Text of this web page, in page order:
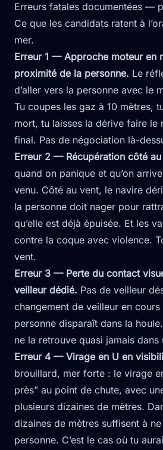
Erreurs fatales documentées —
Ce que les candidats ratent à
mer.
Erreur 1 — Approche moteur en
proximité de la personne. Le
d’aller vers la personne avec le
Tu coupes les gaz à 10 mètres,
mort, tu laisses la dérive faire le
final. Pas de négociation là-
Erreur 2 — Récupération côté au
quand on panique et qu’on
venu. Côté au vent, le navire
la personne doit nager pour
qu’elle est déjà épuisée. Et les
contre la coque avec violence.
vent.
Erreur 3 — Perte du contact
veilleur dédié. Pas de veilleur
changement de veilleur en
personne disparaît dans la
ne la retrouve quasi jamais dans
Erreur 4 — Virage en U en
brouillard, mer forte : le virage
près” au point de chute, avec
plusieurs dizaines de mètres.
dizaines de mètres suffisent à
personne. C’est le cas où tu